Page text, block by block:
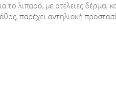
το λιπαρό, με ατέλειες δέρμα,
παρέχει αντηλιακή